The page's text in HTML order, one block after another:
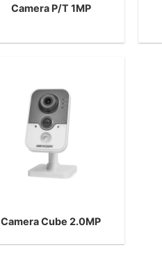
Camera P/T 1MP
Camera Cube 2.0MP